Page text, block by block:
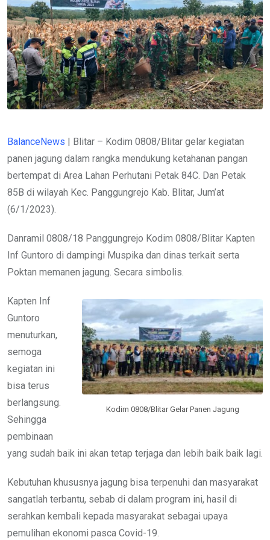
BalanceNews | Blitar – Kodim 0808/Blitar gelar kegiatan
panen jagung dalam rangka mendukung ketahanan pangan
bertempat di Area Lahan Perhutani Petak 84C. Dan Petak
85B di wilayah Kec. Panggungrejo Kab. Blitar, Jum’at
(6/1/2023).
Danramil 0808/18 Panggungrejo Kodim 0808/Blitar Kapten
Inf Guntoro di dampingi Muspika dan dinas terkait serta
Poktan memanen jagung. Secara simbolis.
Kodim 0808/Blitar Gelar Panen Jagung
Kapten Inf
Guntoro
menuturkan,
semoga
kegiatan ini
bisa terus
berlangsung.
Sehingga
pembinaan
yang sudah baik ini akan tetap terjaga dan lebih baik baik lagi.
Kebutuhan khususnya jagung bisa terpenuhi dan masyarakat
sangatlah terbantu, sebab di dalam program ini, hasil di
serahkan kembali kepada masyarakat sebagai upaya
pemulihan ekonomi pasca Covid-19.